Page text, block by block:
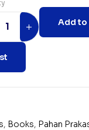
Add to
, Books, Pahan